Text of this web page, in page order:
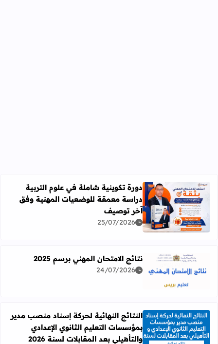
اقرأ المزيد عن دورة تكوينية شاملة في علوم التربية
دورة تكوينية شاملة في علوم التربية
دراسة معمقة للوضعيات المهنية وفق
آخر توصيف
25/07/2026
اقرأ المزيد عن نتائج الامتحان المهني برسم 2025
نتائج الامتحان المهني برسم 2025
24/07/2026
اقرأ المزيد عن النتائج النهائية لحركة إسناد منصب مدير
النتائج النهائية لحركة إسناد منصب مدير
بمؤسسات التعليم الثانوي الإعدادي
والتأهيلي بعد المقابلات لسنة 2026